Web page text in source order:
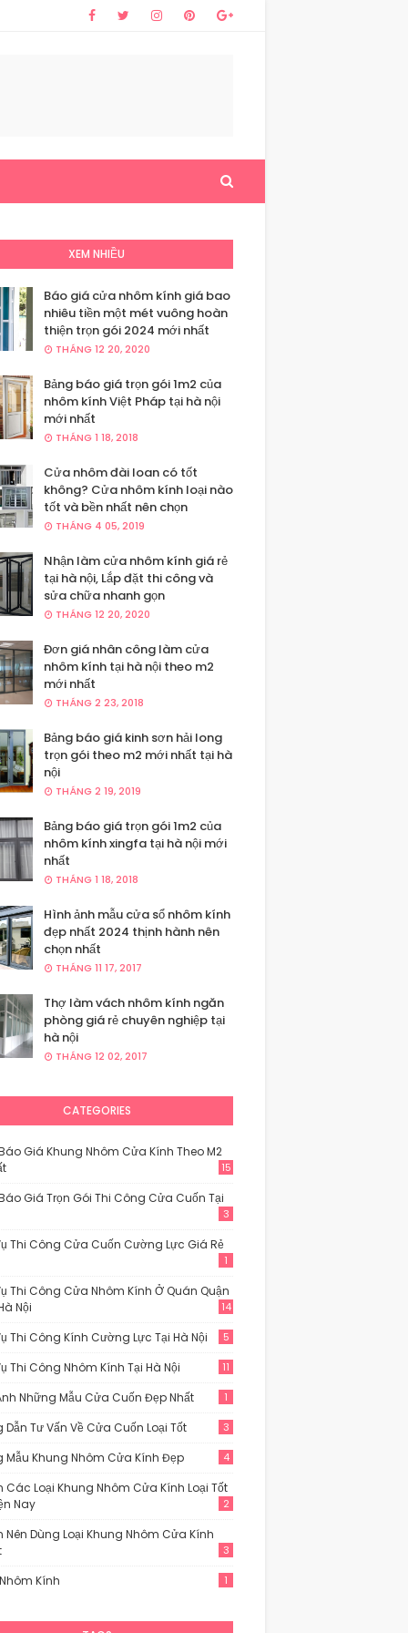
XEM NHIỀU
Báo giá cửa nhôm kính giá bao
nhiêu tiền một mét vuông hoàn
thiện trọn gói 2024 mới nhất
THÁNG 12 20, 2020
Bảng báo giá trọn gói 1m2 của
nhôm kính Việt Pháp tại hà nội
mới nhất
THÁNG 1 18, 2018
Cửa nhôm đài loan có tốt
không? Cửa nhôm kính loại nào
tốt và bền nhất nên chọn
THÁNG 4 05, 2019
Nhận làm cửa nhôm kính giá rẻ
tại hà nội, Lắp đặt thi công và
sửa chữa nhanh gọn
THÁNG 12 20, 2020
Đơn giá nhân công làm cửa
nhôm kính tại hà nội theo m2
mới nhất
THÁNG 2 23, 2018
Bảng báo giá kinh sơn hải long
trọn gói theo m2 mới nhất tại hà
nội
THÁNG 2 19, 2019
Bảng báo giá trọn gói 1m2 của
nhôm kính xingfa tại hà nội mới
nhất
THÁNG 1 18, 2018
Hình ảnh mẫu cửa sổ nhôm kính
đẹp nhất 2024 thịnh hành nên
chọn nhất
THÁNG 11 17, 2017
Thợ làm vách nhôm kính ngăn
phòng giá rẻ chuyên nghiệp tại
hà nội
THÁNG 12 02, 2017
CATEGORIES
Giá Khung Nhôm Cửa Kính Theo M2
15
Giá Trọn Gói Thi Công Cửa Cuốn Tại
3
Thi Công Cửa Cuốn Cường Lực Giá Rẻ
1
Thi Công Cửa Nhôm Kính Ở Quán Quận
Nội
14
Thi Công Kính Cường Lực Tại Hà Nội 5
Thi Công Nhôm Kính Tại Hà Nội 11
Những Mẫu Cửa Cuốn Đẹp Nhất 1
Dẫn Tư Vấn Về Cửa Cuốn Loại Tốt 3
Mẫu Khung Nhôm Cửa Kính Đẹp 4
Các Loại Khung Nhôm Cửa Kính Loại Tốt
Nay
2
Nên Dùng Loại Khung Nhôm Cửa Kính
3
Kính 1